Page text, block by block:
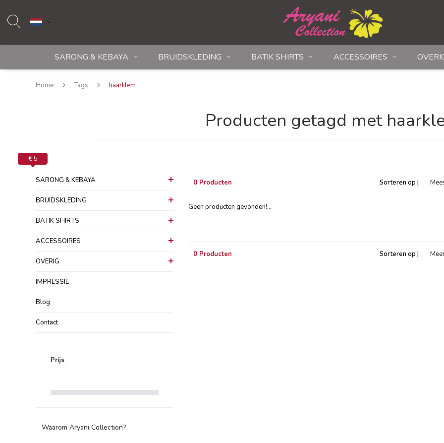
SARONG & KEBAYA BRUIDSKLEDING BATIK SHIRTS ACCESSOIRES
Home Tags haarklem
Producten getagd met
SARONG & KEBAYA
BRUIDSKLEDING
BATIK SHIRTS
ACCESSOIRES
OVERIG
IMPRESSIE
Blog
Contact
Prijs
€ 0
€ 5
Waarom Aryani Collection?
0 Producten Sorteren op |
Geen producten gevonden!...
0 Producten Sorteren op |